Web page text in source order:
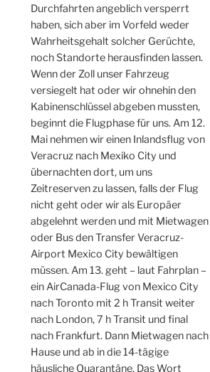
Durchfahrten angeblich versperrt
haben, sich aber im Vorfeld weder
Wahrheitsgehalt solcher Gerüchte,
noch Standorte herausfinden lassen.
Wenn der Zoll unser Fahrzeug
versiegelt hat oder wir ohnehin den
Kabinenschlüssel abgeben mussten,
beginnt die Flugphase für uns. Am 12.
Mai nehmen wir einen Inlandsflug von
Veracruz nach Mexiko City und
übernachten dort, um uns
Zeitreserven zu lassen, falls der Flug
nicht geht oder wir als Europäer
abgelehnt werden und mit Mietwagen
oder Bus den Transfer Veracruz-
Airport Mexico City bewältigen
müssen. Am 13. geht – laut Fahrplan –
ein AirCanada-Flug von Mexico City
nach Toronto mit 2 h Transit weiter
nach London, 7 h Transit und final
nach Frankfurt. Dann Mietwagen nach
Hause und ab in die 14-tägige
häusliche Quarantäne. Das Wort